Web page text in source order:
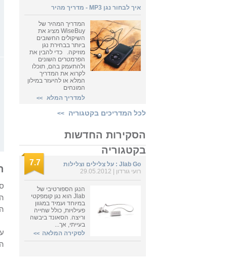
איך לבחור נגן MP3 - מדריך מהיר
המדריך המהיר של
WiseBuy מציג את
השיקולים החשובים
ביותר בבחירת נגן
מוזיקה. כדי להבין את
הפרמטרים השונים
ולהתעמק בהם, תוכלו
לקרוא את המדריך
המלא או להיעזר במילון
המונחים
למדריך המלא
>>
לכל המדריכים בקטגוריה >>
הסקירות החדשות
בקטגוריה
Jlab Go : על צלילים וצלילות
רועי גורדון | 29.05.2012
7.7
הנגן הספורטיבי של
Jlab הוא נגן קומפקטי
במיוחד ועמיד במגוון
פעילויות, כולל שחייה
וריצה. הסאונד ביבשה
בעייתי, אך...
לסקירה המלאה >>